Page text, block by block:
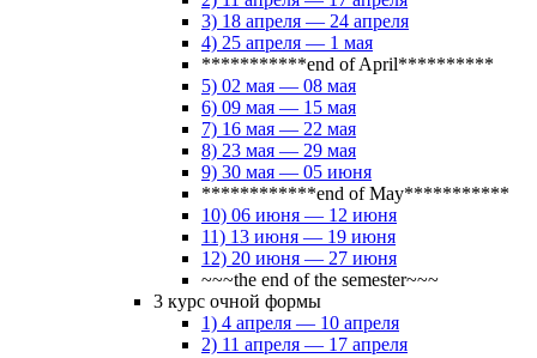
3) 18 апреля — 24 апреля
4) 25 апреля — 1 мая
***********end of April**********
5) 02 мая — 08 мая
6) 09 мая — 15 мая
7) 16 мая — 22 мая
8) 23 мая — 29 мая
9) 30 мая — 05 июня
************end of May***********
10) 06 июня — 12 июня
11) 13 июня — 19 июня
12) 20 июня — 27 июня
~~~the end of the semester~~~
3 курс очной формы
1) 4 апреля — 10 апреля
2) 11 апреля — 17 апреля